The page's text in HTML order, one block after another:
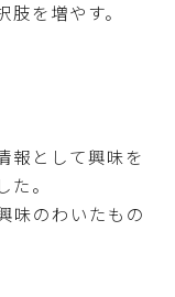
を増やす。
報として興味を
。
味のわいたもの